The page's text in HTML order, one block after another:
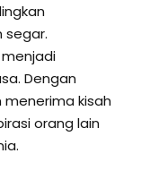
segar.
Dengan
kisah
orang lain